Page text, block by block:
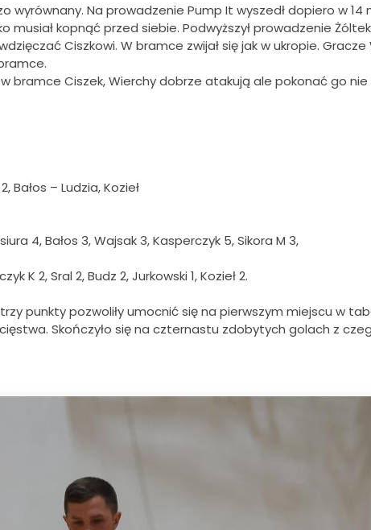
wyrównany. Na prowadzenie Pump It wyszedł dopiero w
musiał kopnąć przed siebie. Podwyższył prowadzenie
Ciszkowi. W bramce zwijał się jak w ukropie.
bramce Ciszek, Wierchy dobrze atakują ale pokonać go
Bałos – Ludzia, Kozieł
4, Bałos 3, Wajsak 3, Kasperczyk 5, Sikora M 3,
K 2, Sral 2, Budz 2, Jurkowski 1, Kozieł 2.
punkty pozwoliły umocnić się na pierwszym miejscu w
Skończyło się na czternastu zdobytych golach z